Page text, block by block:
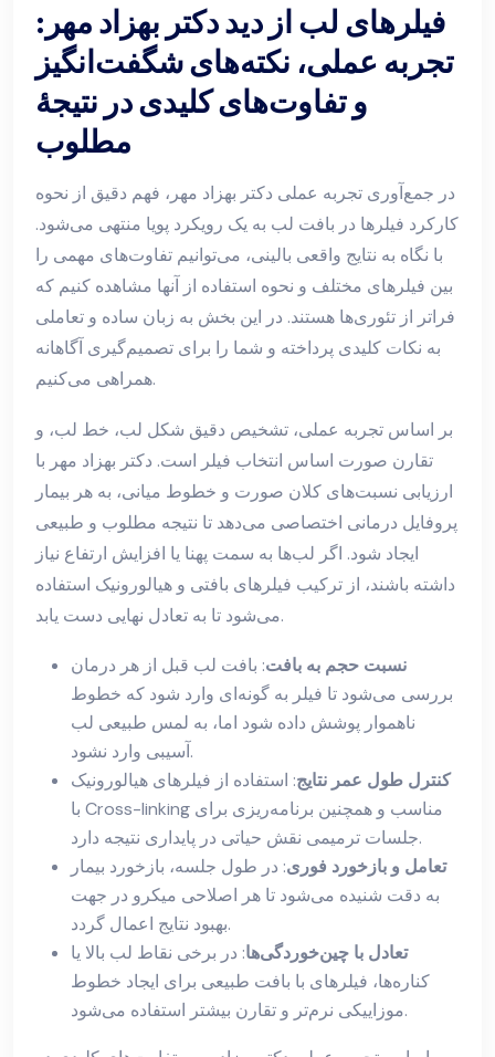
فیلرهای لب از دید دکتر بهزاد مهر:
تجربه عملی، نکته‌های شگفت‌انگیز
و تفاوت‌های کلیدی در نتیجهٔ
مطلوب
در جمع‌آوری تجربه عملی دکتر بهزاد مهر، فهم دقیق از نحوه
کارکرد فیلرها در بافت لب به یک رویکرد پویا منتهی می‌شود.
با نگاه به نتایج واقعی بالینی، می‌توانیم تفاوت‌های مهمی را
بین فیلرهای مختلف و نحوه استفاده از آنها مشاهده کنیم که
فراتر از تئوری‌ها هستند. در این بخش به زبان ساده و تعاملی
به نکات کلیدی پرداخته و شما را برای تصمیم‌گیری آگاهانه
همراهی می‌کنیم.
بر اساس تجربه عملی، تشخیص دقیق شکل لب، خط لب، و
تقارن صورت اساس انتخاب فیلر است. دکتر بهزاد مهر با
ارزیابی نسبت‌های کلان صورت و خطوط میانی، به هر بیمار
پروفایل درمانی اختصاصی می‌دهد تا نتیجه مطلوب و طبیعی
ایجاد شود. اگر لب‌ها به سمت پهنا یا افزایش ارتفاع نیاز
داشته باشند، از ترکیب فیلرهای بافتی و هیالورونیک استفاده
می‌شود تا به تعادل نهایی دست یابد.
نسبت حجم به بافت: بافت لب قبل از هر درمان
بررسی می‌شود تا فیلر به گونه‌ای وارد شود که خطوط
ناهموار پوشش داده شود اما، به لمس طبیعی لب
آسیبی وارد نشود.
کنترل طول عمر نتایج: استفاده از فیلرهای هیالورونیک
با Cross-linking مناسب و همچنین برنامه‌ریزی برای
جلسات ترمیمی نقش حیاتی در پایداری نتیجه دارد.
تعامل و بازخورد فوری: در طول جلسه، بازخورد بیمار
به دقت شنیده می‌شود تا هر اصلاحی میکرو در جهت
بهبود نتایج اعمال گردد.
تعادل با چین‌خوردگی‌ها: در برخی نقاط لب بالا یا
کناره‌ها، فیلرهای با بافت طبیعی برای ایجاد خطوط
موزاییکی نرم‌تر و تقارن بیشتر استفاده می‌شود.